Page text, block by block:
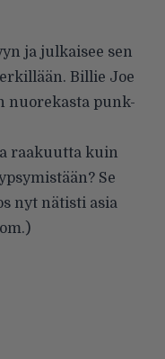
ja julkaisee sen
Billie Joe
nuorekasta punk-
raakuutta kuin
Se
nyt nätisti asia